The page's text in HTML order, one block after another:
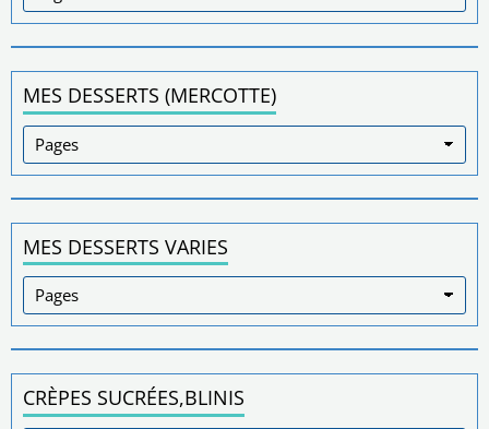
MES DESSERTS (MERCOTTE)
MES DESSERTS VARIES
CRÈPES SUCRÉES,BLINIS